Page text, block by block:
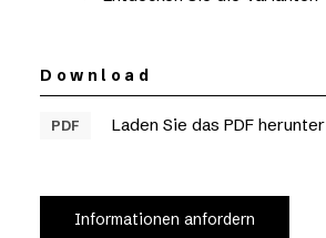
Download
PDF Laden Sie das PDF herunter
Informationen anfordern